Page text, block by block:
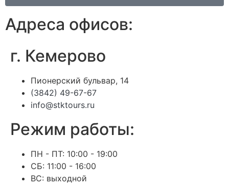
Адреса офисов:
г. Кемерово
Пионерский бульвар, 14
(3842) 49-67-67
info@stktours.ru
Режим работы:
ПН - ПТ: 10:00 - 19:00
СБ: 11:00 - 16:00
ВС: выходной